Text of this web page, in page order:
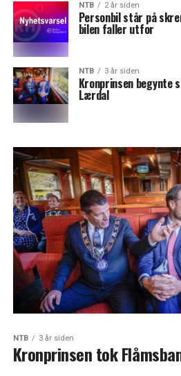
NTB 2 år siden
Personbil står på
bilen faller utfor
NTB 3 år siden
Kronprinsen begynte
Lærdal
NTB 3 år siden
Kronprinsen tok